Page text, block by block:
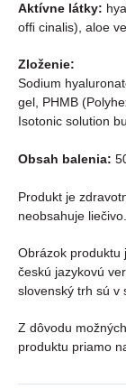
Aktívne látky:
ofﬁ cinalis), aloe
Zloženie:
Sodium
gel, PHMB
Isotonic solution
Obsah balenia:
Produkt je
neobsahuje liečivo.
Obrázok produktu
českú jazykovú
slovenský trh sú v
Z dôvodu
produktu priamo